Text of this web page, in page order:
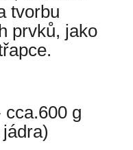
tvorbu
prvků, jako
cca.600 g